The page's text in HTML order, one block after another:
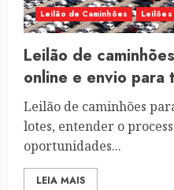
Leilão de Caminhões Leilões
Leilão de
online e envio para
Leilão de caminhões
lotes, entender o
oportunidades...
LEIA MAIS